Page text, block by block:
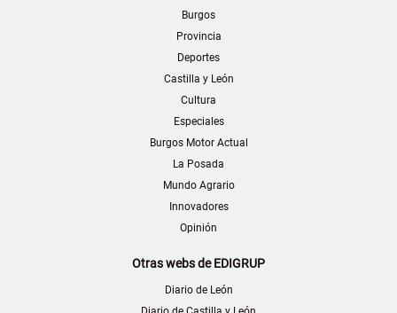
Burgos
Provincia
Deportes
Castilla y León
Cultura
Especiales
Burgos Motor Actual
La Posada
Mundo Agrario
Innovadores
Opinión
Otras webs de EDIGRUP
Diario de León